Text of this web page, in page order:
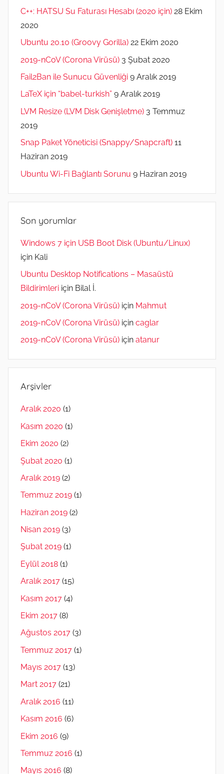
C++: HATSU Su Faturası Hesabı (2020 için) 28 Ekim
2020
Ubuntu 20.10 (Groovy Gorilla) 22 Ekim 2020
2019-nCoV (Corona Virüsü) 3 Şubat 2020
Fail2Ban ile Sunucu Güvenliği 9 Aralık 2019
LaTeX için “babel-turkish” 9 Aralık 2019
LVM Resize (LVM Disk Genişletme) 3 Temmuz
2019
Snap Paket Yöneticisi (Snappy/Snapcraft) 11
Haziran 2019
Ubuntu Wi-Fi Bağlantı Sorunu 9 Haziran 2019
Son yorumlar
Windows 7 için USB Boot Disk (Ubuntu/Linux)
için Kali
Ubuntu Desktop Notifications – Masaüstü
Bildirimleri için Bilal İ.
2019-nCoV (Corona Virüsü) için Mahmut
2019-nCoV (Corona Virüsü) için caglar
2019-nCoV (Corona Virüsü) için atanur
Arşivler
Aralık 2020 (1)
Kasım 2020 (1)
Ekim 2020 (2)
Şubat 2020 (1)
Aralık 2019 (2)
Temmuz 2019 (1)
Haziran 2019 (2)
Nisan 2019 (3)
Şubat 2019 (1)
Eylül 2018 (1)
Aralık 2017 (15)
Kasım 2017 (4)
Ekim 2017 (8)
Ağustos 2017 (3)
Temmuz 2017 (1)
Mayıs 2017 (13)
Mart 2017 (21)
Aralık 2016 (11)
Kasım 2016 (6)
Ekim 2016 (9)
Temmuz 2016 (1)
Mayıs 2016 (8)